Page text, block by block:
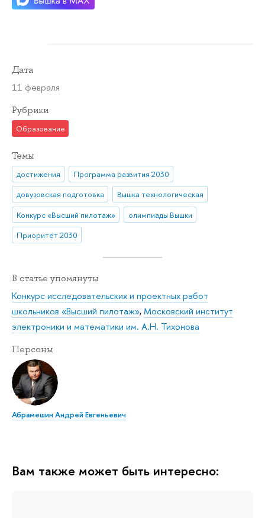
Дата
11 февраля
Рубрики
Образование
Темы
достижения
Программа развития 2030
довузовская подготовка
Вышка технологическая
Конкурс «Высший пилотаж»
олимпиады Вышки
Приоритет 2030
В статье упомянуты
Конкурс исследовательских и проектных работ
школьников «Высший пилотаж»,Московский институт
электроники и математики им. А.Н. Тихонова
Персоны
Абрамешин Андрей Евгеньевич
Вам также может быть интересно: